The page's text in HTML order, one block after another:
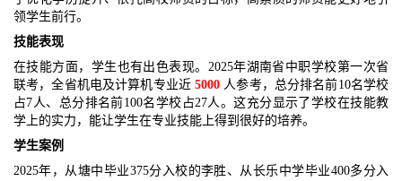
领学生前行。
技能表现
在技能方面，学生也有出色表现。2025年湖南省中职学校第一次省
联考，全省机电及计算机专业近5000 人参考，总分排名前10名学校
占7人、总分排名前100名学校占27人。这充分显示了学校在技能教
学上的实力，能让学生在专业技能上得到很好的培养。
学生案例
2025年，从塘中毕业375分入校的李胜、从长乐中学毕业400多分入